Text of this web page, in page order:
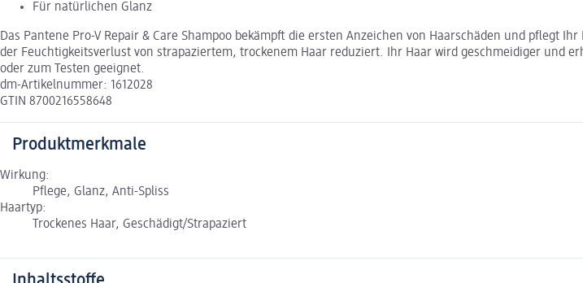
Für natürlichen Glanz
Das Pantene Pro-V Repair & Care Shampoo bekämpft die ersten Anzeichen von Haarschäden und pflegt
der Feuchtigkeitsverlust von strapaziertem, trockenem Haar reduziert. Ihr Haar wird geschmeidiger und
oder zum Testen geeignet.
dm-Artikelnummer: 1612028
GTIN 8700216558648
Produktmerkmale
Wirkung:
Pflege, Glanz, Anti-Spliss
Haartyp:
Trockenes Haar, Geschädigt/Strapaziert